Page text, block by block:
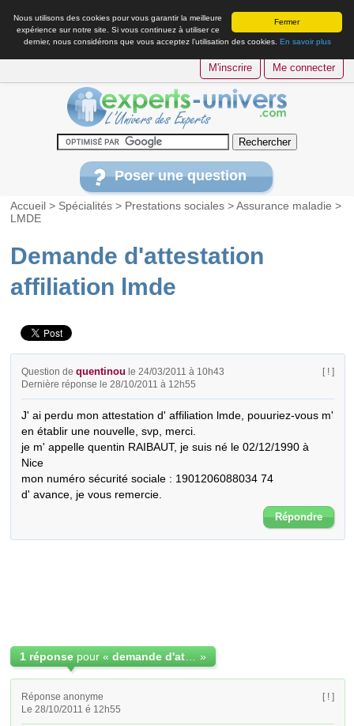
Fermer
Nous utilisons des cookies pour vous garantir la meilleure
expérience sur notre site. Si vous continuez à utiliser ce
dernier, nous considérons que vous acceptez l’utilisation des cookies. En savoir plus
M'inscrire Me connecter
Poser une question
Accueil > Spécialités > Prestations sociales >Assurance maladie >
LMDE
Demande d'attestation
affiliation lmde
Question dequentinou le 24/03/2011 à 10h43
Dernière réponse le 28/10/2011 à 12h55
[ ! ]
J' ai perdu mon attestation d' affiliation lmde, pouuriez-vous m'
en établir une nouvelle, svp, merci.
je m' appelle quentin RAIBAUT, je suis né le 02/12/1990 à
Nice
mon numéro sécurité sociale : 1901206088034 74
d' avance, je vous remercie.
Répondre
1 réponse pour « »
Réponse anonyme
Le 28/10/2011 é 12h55
[ ! ]